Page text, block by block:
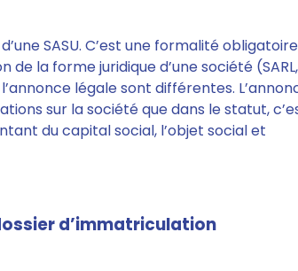
SASU. C’est une formalité obligatoire
la forme juridique d’une société (SARL,
légale sont différentes.
sur la société que dans le statut,
du capital social, l’objet social et
d’immatriculation